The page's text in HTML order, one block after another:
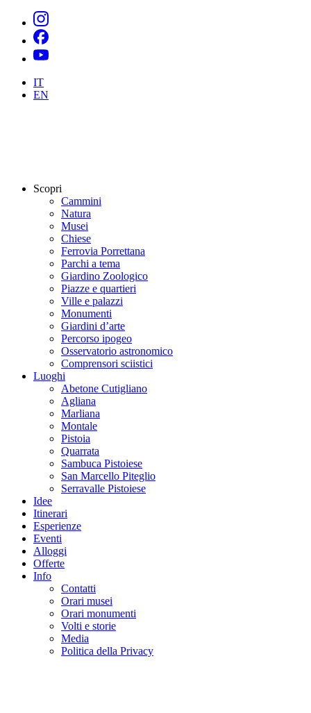
IT
EN
Scopri
Cammini
Natura
Musei
Chiese
Ferrovia Porrettana
Parchi a tema
Giardino Zoologico
Piazze e quartieri
Ville e palazzi
Monumenti
Giardini d’arte
Percorso ipogeo
Osservatorio astronomico
Comprensori sciistici
Luoghi
Abetone Cutigliano
Agliana
Marliana
Montale
Pistoia
Quarrata
Sambuca Pistoiese
San Marcello Piteglio
Serravalle Pistoiese
Idee
Itinerari
Esperienze
Eventi
Alloggi
Offerte
Info
Contatti
Orari musei
Orari monumenti
Volti e storie
Media
Politica della Privacy